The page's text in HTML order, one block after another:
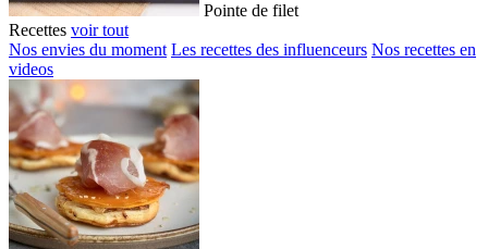
Pointe de filet
Recettes voir tout
Nos envies du moment Les recettes des influenceurs Nos recettes en
videos